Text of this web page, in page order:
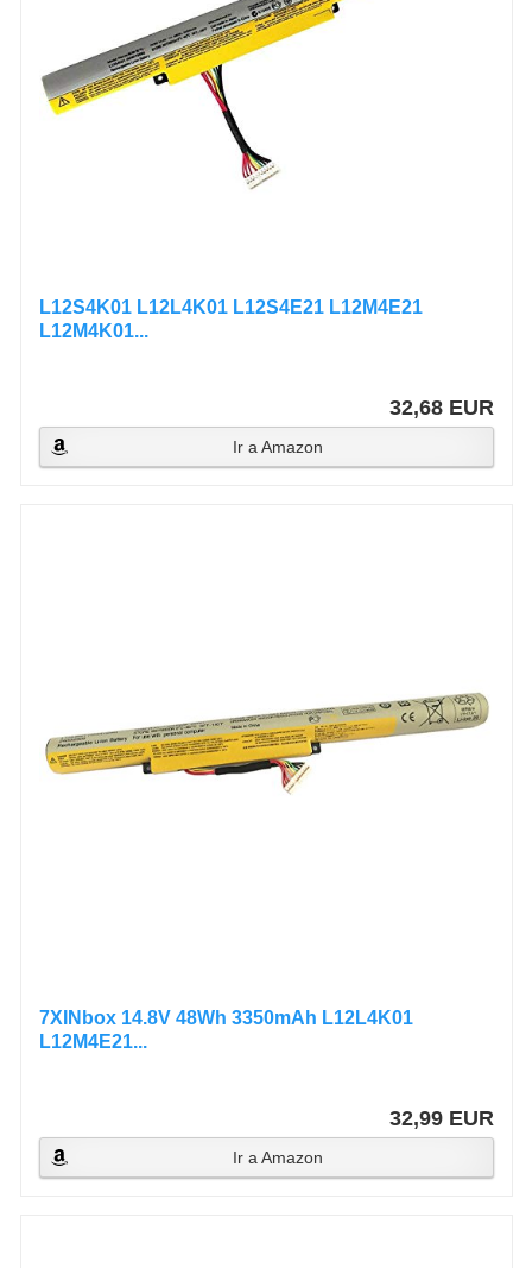
L12S4K01 L12L4K01 L12S4E21 L12M4E21
L12M4K01...
32,68 EUR
Ir a Amazon
7XINbox 14.8V 48Wh 3350mAh L12L4K01
L12M4E21...
32,99 EUR
Ir a Amazon